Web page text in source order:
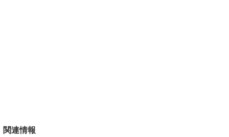
関連情報